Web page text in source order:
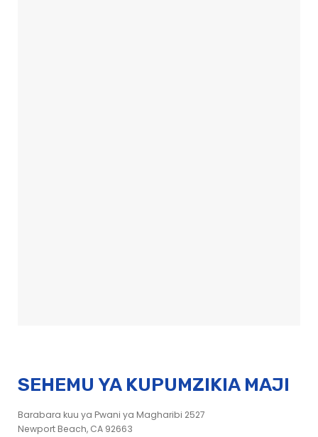
SEHEMU YA KUPUMZIKIA MAJI
Barabara kuu ya Pwani ya Magharibi 2527
Newport Beach, CA 92663